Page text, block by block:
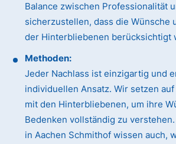
Balance zwischen Professionalität
sicherzustellen, dass die Wünsche
der Hinterbliebenen berücksichtigt
Methoden:
Jeder Nachlass ist einzigartig und
individuellen Ansatz. Wir setzen
mit den Hinterbliebenen, um ihre
Bedenken vollständig zu
in Aachen Schmithof wissen auch,